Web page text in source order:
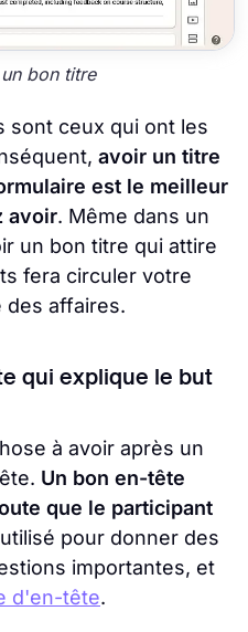
bon titre
sont ceux qui ont les
avoir un titre
est le meilleur
avoir. Même dans un
un bon titre qui attire
fera circuler votre
des affaires.
qui explique le but
à avoir après un
Un bon en-tête
que le participant
pour donner des
importantes, et
d'en-tête.